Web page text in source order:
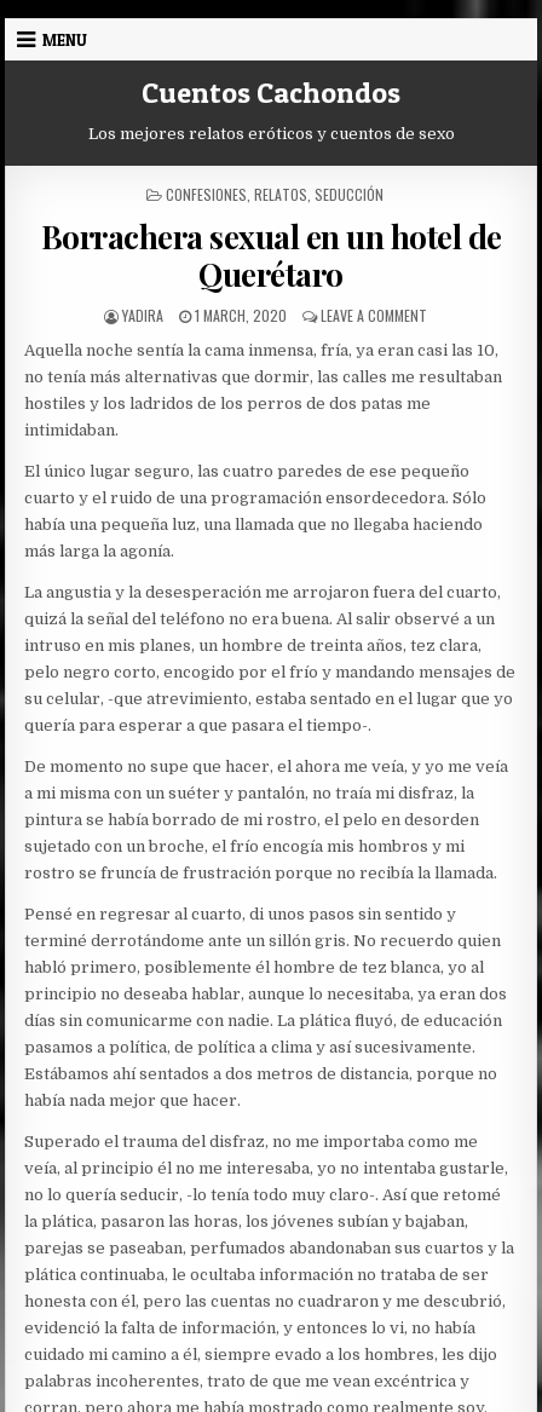
Skip
MENU
Cuentos Cachondos
Los mejores relatos eróticos y cuentos de sexo
POSTED
CONFESIONES RELATOS SEDUCCIÓN
Borrachera sexual en un hotel de
Querétaro
AUTHOR:
YADIRA
PUBLISHED
1 MARCH, 2020 LEAVE A COMMENTON
SEXUAL
EN
UN
Aquella noche sentía la cama inmensa, fría, ya eran casi las 10,
no tenía más alternativas que dormir, las calles me resultaban
hostiles y los ladridos de los perros de dos patas me
intimidaban.
El único lugar seguro, las cuatro paredes de ese pequeño
cuarto y el ruido de una programación ensordecedora. Sólo
había una pequeña luz, una llamada que no llegaba haciendo
más larga la agonía.
La angustia y la desesperación me arrojaron fuera del cuarto,
quizá la señal del teléfono no era buena. Al salir observé a un
intruso en mis planes, un hombre de treinta años, tez clara,
pelo negro corto, encogido por el frío y mandando mensajes de
su celular, -que atrevimiento, estaba sentado en el lugar que yo
quería para esperar a que pasara el tiempo-.
De momento no supe que hacer, el ahora me veía, y yo me veía
a mi misma con un suéter y pantalón, no traía mi disfraz, la
pintura se había borrado de mi rostro, el pelo en desorden
sujetado con un broche, el frío encogía mis hombros y mi
rostro se fruncía de frustración porque no recibía la llamada.
Pensé en regresar al cuarto, di unos pasos sin sentido y
terminé derrotándome ante un sillón gris. No recuerdo quien
habló primero, posiblemente él hombre de tez blanca, yo al
principio no deseaba hablar, aunque lo necesitaba, ya eran dos
días sin comunicarme con nadie. La plática fluyó, de educación
pasamos a política, de política a clima y así sucesivamente.
Estábamos ahí sentados a dos metros de distancia, porque no
había nada mejor que hacer.
Superado el trauma del disfraz, no me importaba como me
veía, al principio él no me interesaba, yo no intentaba gustarle,
no lo quería seducir, -lo tenía todo muy claro-. Así que retomé
la plática, pasaron las horas, los jóvenes subían y bajaban,
parejas se paseaban, perfumados abandonaban sus cuartos y la
plática continuaba, le ocultaba información no trataba de ser
honesta con él, pero las cuentas no cuadraron y me descubrió,
evidenció la falta de información, y entonces lo vi, no había
cuidado mi camino a él, siempre evado a los hombres, les dijo
palabras incoherentes, trato de que me vean excéntrica y
corran, pero ahora me había mostrado como realmente soy.